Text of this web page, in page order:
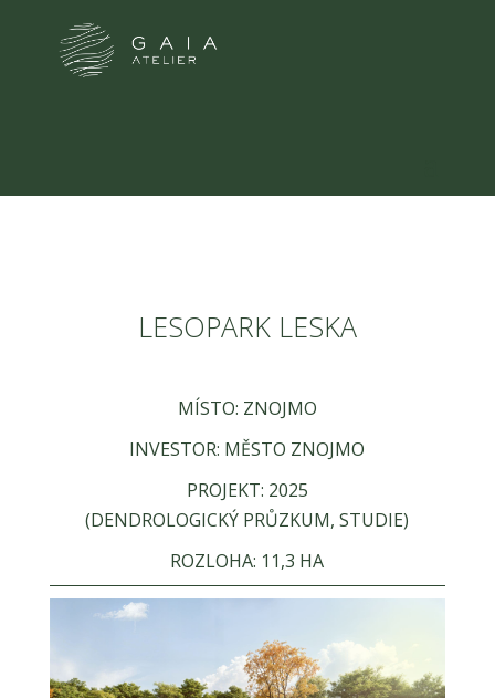
LESOPARK LESKA
MÍSTO: ZNOJMO
INVESTOR: MĚSTO ZNOJMO
PROJEKT: 2025
(DENDROLOGICKÝ PRŮZKUM, STUDIE)
ROZLOHA: 11,3 HA